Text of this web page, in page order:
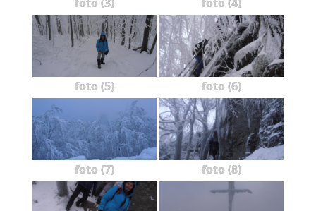
foto (5) foto (6)
foto (7) foto (8)